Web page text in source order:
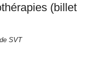
(billet
SVT